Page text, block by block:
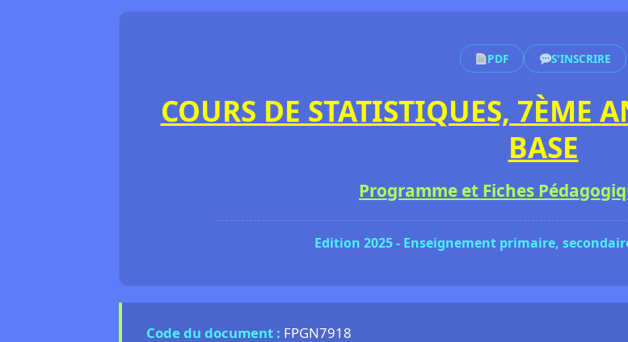
PDF S'INSCRIRE
COURS DE STATISTIQUES, 7ÈME
BASE
Programme et Fiches
Edition 2025 - Enseignement primaire,
Code du document : FPGN7918